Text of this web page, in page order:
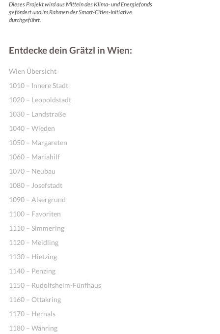
Dieses Projekt wird aus Mitteln des Klima- und Energiefonds
gefördert und im Rahmen der Smart-Cities-Initiative
durchgeführt.
Entdecke dein Grätzl in Wien:
Wien Übersicht
1010 – Innere Stadt
1020 – Leopoldstadt
1030 – Landstraße
1040 – Wieden
1050 – Margareten
1060 – Mariahilf
1070 – Neubau
1080 – Josefstadt
1090 – Alsergrund
1100 – Favoriten
1110 – Simmering
1120 – Meidling
1130 – Hietzing
1140 – Penzing
1150 – Rudolfsheim-Fünfhaus
1160 – Ottakring
1170 – Hernals
1180 – Währing